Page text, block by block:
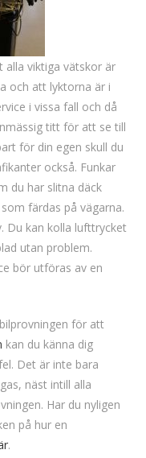
alla viktiga vätskor är
och att lyktorna är i
i vissa fall och då
titt för att se till
för din egen skull du
också. Funkar
du har slitna däck
färdas på vägarna.
Du kan kolla lufttrycket
utan problem.
bör utföras av en
för att
kan du känna dig
Det är inte bara
näst intill alla
Har du nyligen
på hur en
.